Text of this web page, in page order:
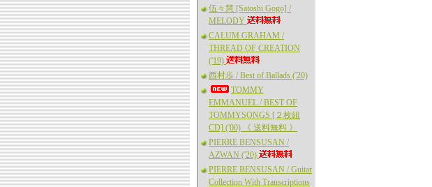
伍々慧 [Satoshi Gogo] /
MELODY
CALUM GRAHAM /
THREAD OF CREATION
('19)
西村歩 / Best of Ballads ('20)
TOMMY
EMMANUEL / BEST OF
TOMMYSONGS [２枚組
CD] ('00) 《 送料無料 》
PIERRE BENSUSAN /
AZWAN ('20)
PIERRE BENSUSAN / Guitar
Collection With Transcriptions